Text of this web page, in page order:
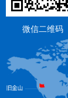
微信二维码